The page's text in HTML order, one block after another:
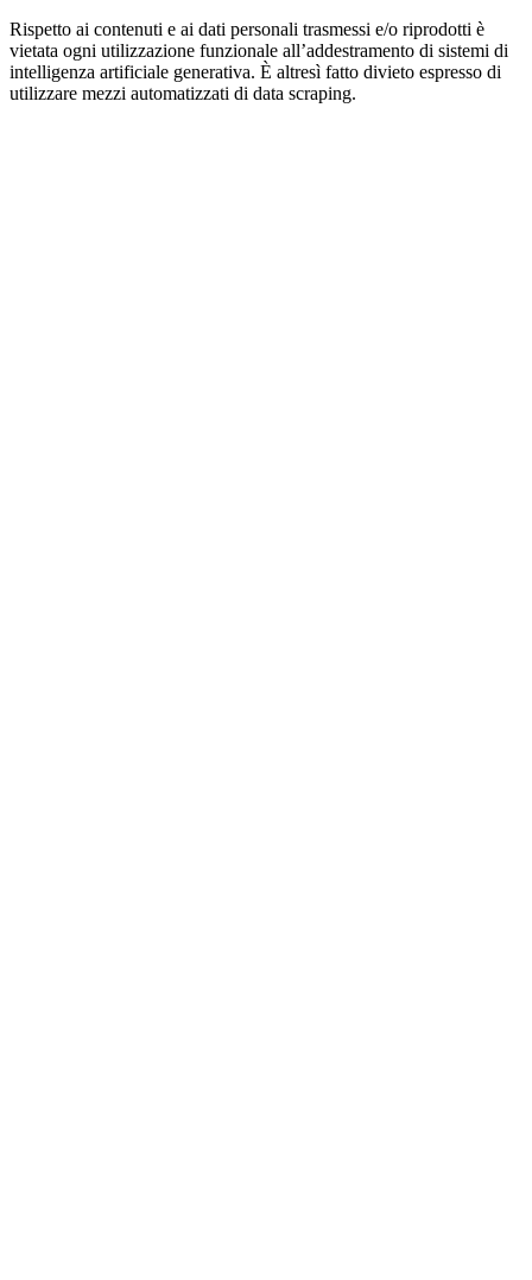
Rispetto ai contenuti e ai dati personali trasmessi e/o riprodotti è
vietata ogni utilizzazione funzionale all’addestramento di sistemi di
intelligenza artificiale generativa. È altresì fatto divieto espresso di
utilizzare mezzi automatizzati di data scraping.